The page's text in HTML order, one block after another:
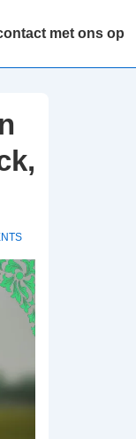
met ons op